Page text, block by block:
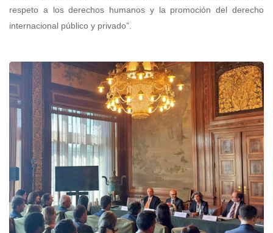
respeto a los derechos humanos y la promoción del derecho
internacional público y privado”.